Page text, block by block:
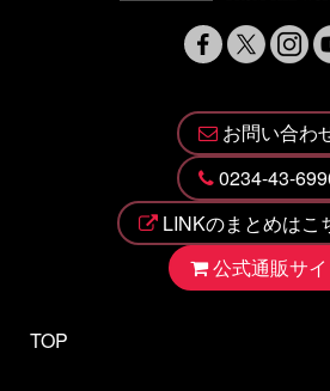
お問い合わ
0234-43-
LINKのまとめはこ
公式通販サイ
TOP